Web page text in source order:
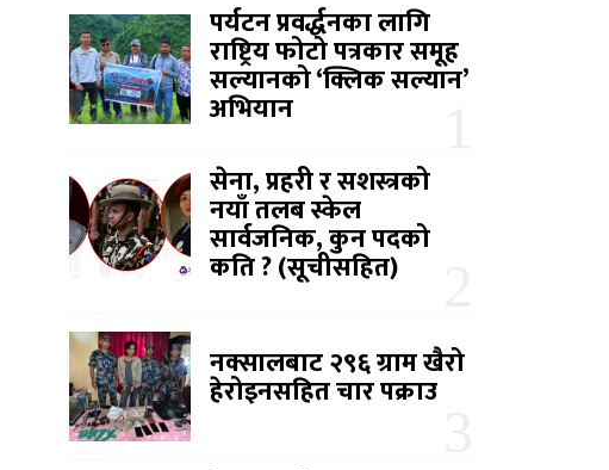
पर्यटन प्रवर्द्धनका लागि
राष्ट्रिय फोटो पत्रकार समूह
सल्यानको ‘क्लिक सल्यान’
अभियान
सेना, प्रहरी र सशस्त्रको
नयाँ तलब स्केल
सार्वजनिक, कुन पदको
कति ? (सूचीसहित)
नक्सालबाट २९६ ग्राम खैरो
हेरोइनसहित चार पक्राउ